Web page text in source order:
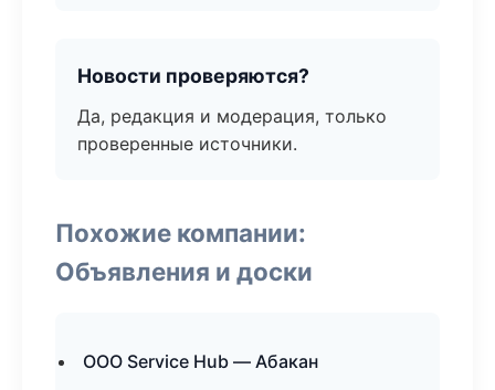
Новости проверяются?
Да, редакция и модерация, только
проверенные источники.
Похожие компании:
Объявления и доски
ООО Service Hub — Абакан